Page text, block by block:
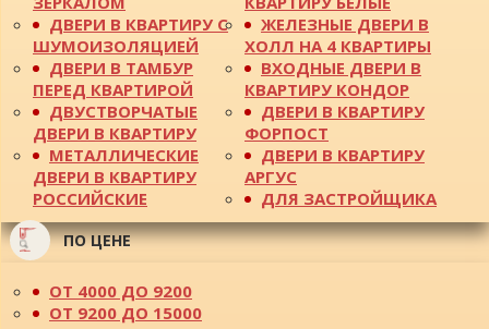
ДВЕРИ В КВАРТИРУ С
ШУМОИЗОЛЯЦИЕЙ
ДВЕРИ В ТАМБУР
ПЕРЕД КВАРТИРОЙ
ДВУСТВОРЧАТЫЕ
ДВЕРИ В КВАРТИРУ
МЕТАЛЛИЧЕСКИЕ
ДВЕРИ В КВАРТИРУ
РОССИЙСКИЕ
ЖЕЛЕЗНЫЕ ДВЕРИ В
ХОЛЛ НА 4 КВАРТИРЫ
ВХОДНЫЕ ДВЕРИ В
КВАРТИРУ КОНДОР
ДВЕРИ В КВАРТИРУ
ФОРПОСТ
ДВЕРИ В КВАРТИРУ
АРГУС
ДЛЯ ЗАСТРОЙЩИКА
ПО ЦЕНЕ
ОТ 4000 ДО 9200
ОТ 9200 ДО 15000